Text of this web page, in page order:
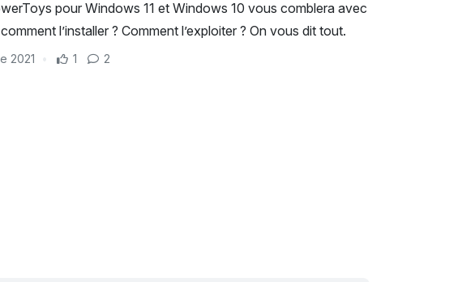
pour Windows 11 et Windows 10 vous comblera avec
l’installer ? Comment l’exploiter ? On vous dit tout.
2021 1 2